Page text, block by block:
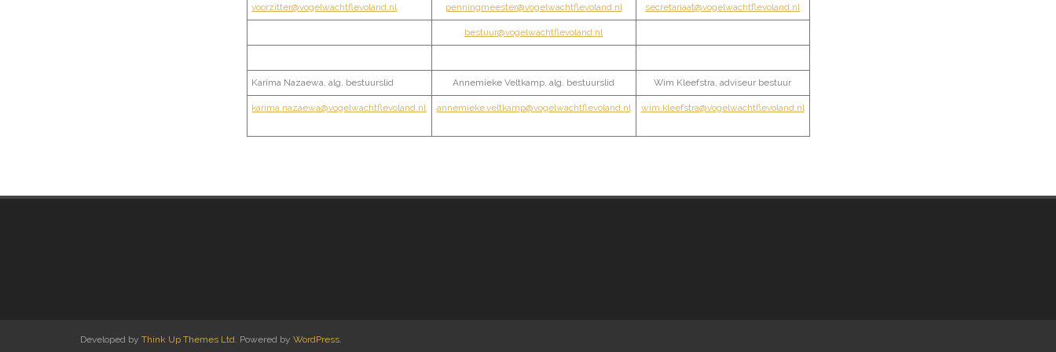
voorzitter@vogelwachtflevoland.nl penningmeester@vogelwachtflevoland.nl secretariaat@vogelwachtflevoland.nl
bestuur@vogelwachtflevoland.nl
Karima Nazaewa, alg. bestuurslid Annemieke Veltkamp, alg. bestuurslid Wim Kleefstra, adviseur bestuur
karima.nazaewa@vogelwachtflevoland.nl annemieke.veltkamp@vogelwachtflevoland.nl wim.kleefstra@vogelwachtflevoland.nl
Developed by Think Up Themes Ltd. Powered by WordPress.